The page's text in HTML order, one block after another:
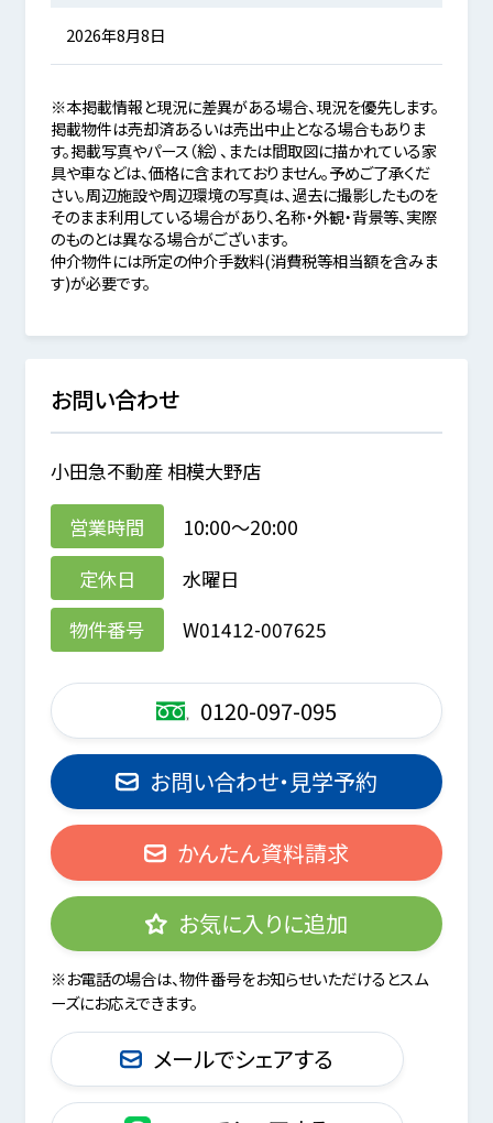
2026年8月8日
※本掲載情報と現況に差異がある場合、現況を優先します。
掲載物件は売却済あるいは売出中止となる場合もありま
す。掲載写真やパース（絵）、または間取図に描かれている家
具や車などは、価格に含まれておりません。予めご了承くだ
さい。周辺施設や周辺環境の写真は、過去に撮影したものを
そのまま利用している場合があり、名称・外観・背景等、実際
のものとは異なる場合がございます。
仲介物件には所定の仲介手数料(消費税等相当額を含みま
す)が必要です。
お問い合わせ
小田急不動産 相模大野店
営業時間
10:00～20:00
定休日
水曜日
物件番号
W01412-007625
0120-097-095
お問い合わせ・見学予約
かんたん資料請求
お気に入りに追加
※お電話の場合は、物件番号をお知らせいただけるとスム
ーズにお応えできます。
メールでシェアする